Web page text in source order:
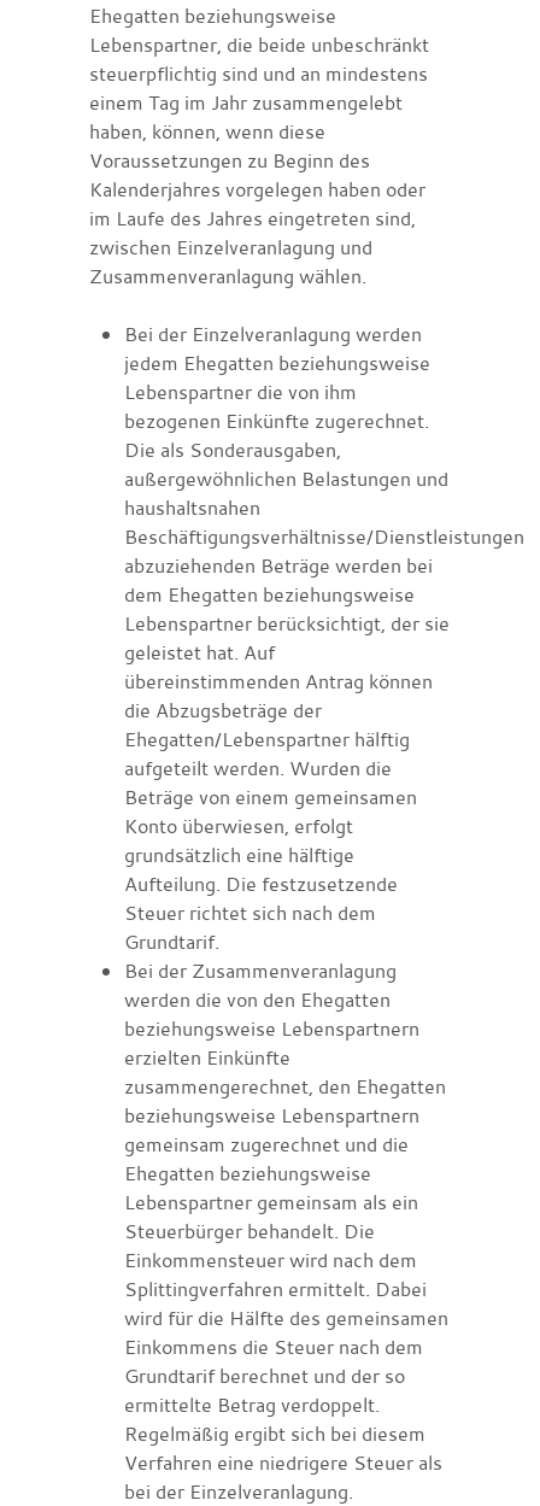
Ehegatten beziehungsweise
Lebenspartner, die beide unbeschränkt
steuerpflichtig sind und an mindestens
einem Tag im Jahr zusammengelebt
haben, können, wenn diese
Voraussetzungen zu Beginn des
Kalenderjahres vorgelegen haben oder
im Laufe des Jahres eingetreten sind,
zwischen Einzelveranlagung und
Zusammenveranlagung wählen.
Bei der Einzelveranlagung werden
jedem Ehegatten beziehungsweise
Lebenspartner die von ihm
bezogenen Einkünfte zugerechnet.
Die als Sonderausgaben,
außergewöhnlichen Belastungen und
haushaltsnahen
Beschäftigungsverhältnisse/Dienstleistungen
abzuziehenden Beträge werden bei
dem Ehegatten beziehungsweise
Lebenspartner berücksichtigt, der sie
geleistet hat. Auf
übereinstimmenden Antrag können
die Abzugsbeträge der
Ehegatten/Lebenspartner hälftig
aufgeteilt werden. Wurden die
Beträge von einem gemeinsamen
Konto überwiesen, erfolgt
grundsätzlich eine hälftige
Aufteilung. Die festzusetzende
Steuer richtet sich nach dem
Grundtarif.
Bei der Zusammenveranlagung
werden die von den Ehegatten
beziehungsweise Lebenspartnern
erzielten Einkünfte
zusammengerechnet, den Ehegatten
beziehungsweise Lebenspartnern
gemeinsam zugerechnet und die
Ehegatten beziehungsweise
Lebenspartner gemeinsam als ein
Steuerbürger behandelt. Die
Einkommensteuer wird nach dem
Splittingverfahren ermittelt. Dabei
wird für die Hälfte des gemeinsamen
Einkommens die Steuer nach dem
Grundtarif berechnet und der so
ermittelte Betrag verdoppelt.
Regelmäßig ergibt sich bei diesem
Verfahren eine niedrigere Steuer als
bei der Einzelveranlagung.